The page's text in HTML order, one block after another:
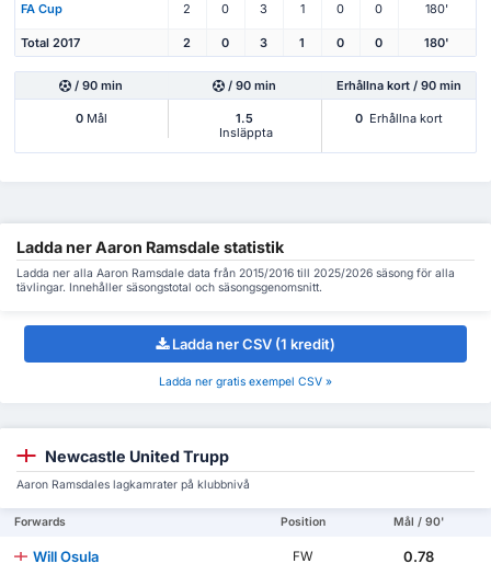
FA Cup 2 0 3 1 0 0 180'
Total 2017 2 0 3 1 0 0 180'
/ 90 min / 90 min Erhållna kort / 90 min
0Mål
1.5
Insläppta
0 Erhållna kort
Ladda ner Aaron Ramsdale statistik
Ladda ner alla Aaron Ramsdale data från 2015/2016 till 2025/2026 säsong för alla
tävlingar. Innehåller säsongstotal och säsongsgenomsnitt.
Ladda ner CSV (1 kredit)
Ladda ner gratis exempel CSV »
Newcastle United Trupp
Aaron Ramsdales lagkamrater på klubbnivå
Forwards Position Mål / 90'
Will Osula FW
0.78